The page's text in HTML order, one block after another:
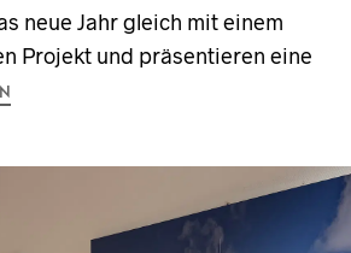
neue Jahr gleich mit einem
Projekt und präsentieren eine